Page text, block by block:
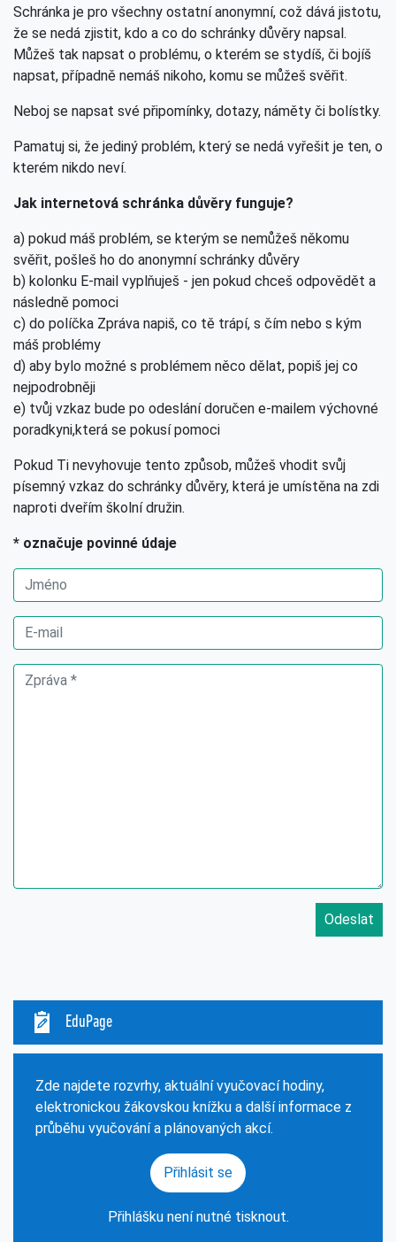
Schránka je pro všechny ostatní anonymní, což dává jistotu,
že se nedá zjistit, kdo a co do schránky důvěry napsal.
Můžeš tak napsat o problému, o kterém se stydíš, či bojíš
napsat, případně nemáš nikoho, komu se můžeš svěřit.
Neboj se napsat své připomínky, dotazy, náměty či bolístky.
Pamatuj si, že jediný problém, který se nedá vyřešit je ten, o
kterém nikdo neví.
Jak internetová schránka důvěry funguje?
a) pokud máš problém, se kterým se nemůžeš někomu
svěřit, pošleš ho do anonymní schránky důvěry
b) kolonku E-mail vyplňuješ - jen pokud chceš odpovědět a
následně pomoci
c) do políčka Zpráva napiš, co tě trápí, s čím nebo s kým
máš problémy
d) aby bylo možné s problémem něco dělat, popiš jej co
nejpodrobněji
e) tvůj vzkaz bude po odeslání doručen e-mailem výchovné
poradkyni,která se pokusí pomoci
Pokud Ti nevyhovuje tento způsob, můžeš vhodit svůj
písemný vzkaz do schránky důvěry, která je umístěna na zdi
naproti dveřím školní družin.
* označuje povinné údaje
Odeslat
EduPage
Zde najdete rozvrhy, aktuální vyučovací hodiny,
elektronickou žákovskou knížku a další informace z
průběhu vyučování a plánovaných akcí.
Přihlásit se
Přihlášku není nutné tisknout.